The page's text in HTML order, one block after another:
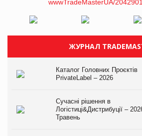
ЖУРНАЛ
Каталог Головних Проєктів
PrivateLabel – 2026
Сучасні рішення в
Логістиці&Дистрибуції –
Травень